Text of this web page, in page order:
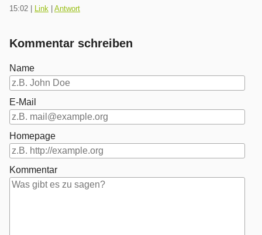
15:02 Link Antwort
Kommentar schreiben
Name
E-Mail
Homepage
Kommentar